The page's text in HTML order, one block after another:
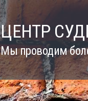
ЦЕНТР
Мы проводим